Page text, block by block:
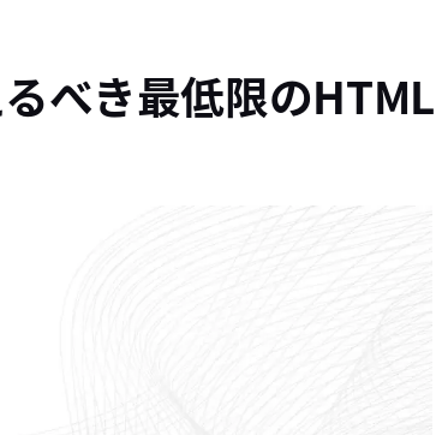
べき最低限のHTML